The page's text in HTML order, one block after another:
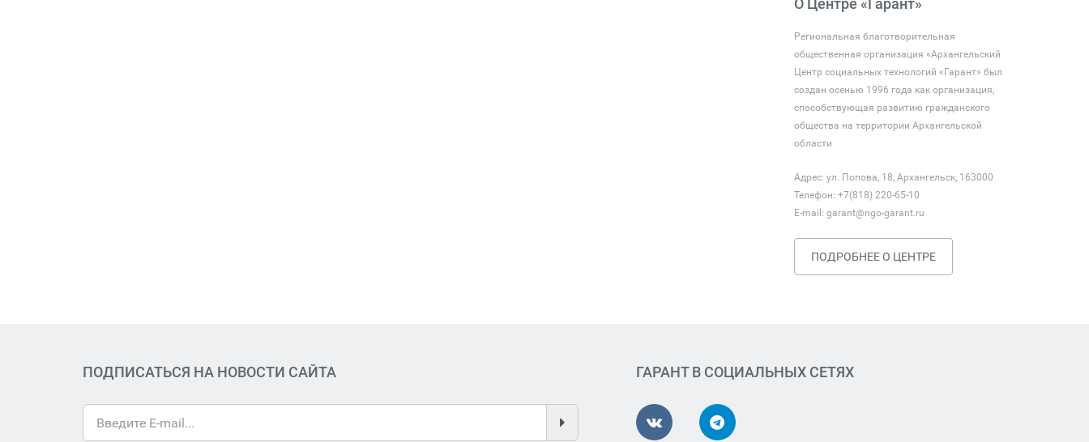
О Центре «Гарант»
Региональная благотворительная
общественная организация «Архангельский
Центр социальных технологий «Гарант» был
создан осенью 1996 года как организация,
способствующая развитию гражданского
общества на территории Архангельской
области
Адрес: ул. Попова, 18, Архангельск, 163000
Телефон: +7(818) 220-65-10
E-mail: garant@ngo-garant.ru
ПОДРОБНЕЕ О ЦЕНТРЕ
ПОДПИСАТЬСЯ НА НОВОСТИ САЙТА ГАРАНТ В СОЦИАЛЬНЫХ СЕТЯХ